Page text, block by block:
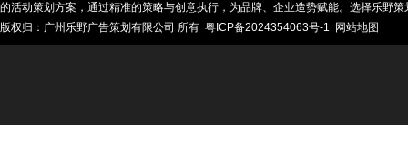
的活动策划方案，通过精准的策略与创意执行，为品牌、企业造势赋能。选择乐野
版权归：广州乐野广告策划有限公司 所有 粤ICP备2024354063号-1 网站地图